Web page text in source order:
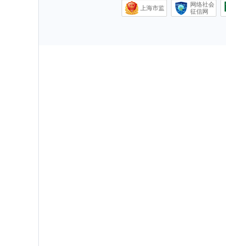
上海市监
网络社会
征信网